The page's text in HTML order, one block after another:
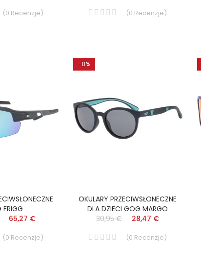
(0 Recenzje) (0 Recenzje)
FRIGG
65,27 €
(0 Recenzje)
-8%
OKULARY PRZECIWSŁONECZNE
DLA DZIECI GOG MARGO
30,95 €
28,47 €
(0 Recenzje)